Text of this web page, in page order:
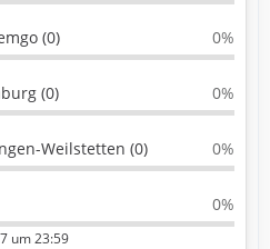
(0) 0%
(0) 0%
Weilstetten (0) 0%
0%
um 23:59